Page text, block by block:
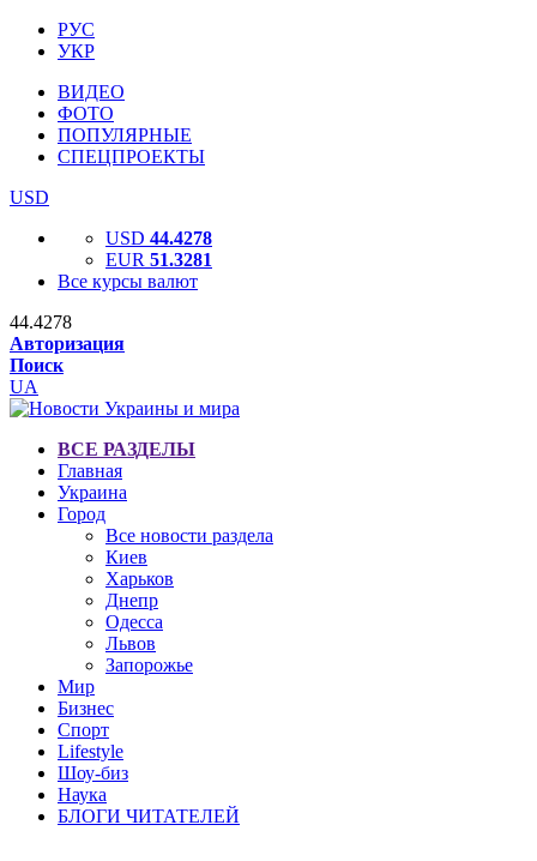
РУС
УКР
ВИДЕО
ФОТО
ПОПУЛЯРНЫЕ
СПЕЦПРОЕКТЫ
USD
USD 44.4278
EUR 51.3281
Все курсы валют
44.4278
Авторизация
Поиск
UA
ВСЕ РАЗДЕЛЫ
Главная
Украина
Город
Все новости раздела
Киев
Харьков
Днепр
Одесса
Львов
Запорожье
Мир
Бизнес
Спорт
Lifestyle
Шоу-биз
Наука
БЛОГИ ЧИТАТЕЛЕЙ